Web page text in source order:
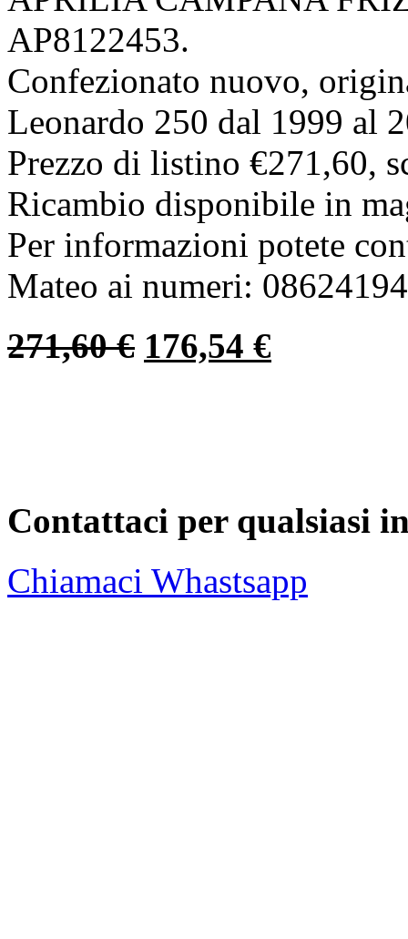
AP8122453.
Confezionato nuovo,
Leonardo 250 dal 1999 al
Prezzo di listino €271,60,
Ricambio disponibile in
Per informazioni potete
Mateo ai numeri:
271,60€ 176,54 €
Contattaci per qualsiasi
Chiamaci Whastsapp